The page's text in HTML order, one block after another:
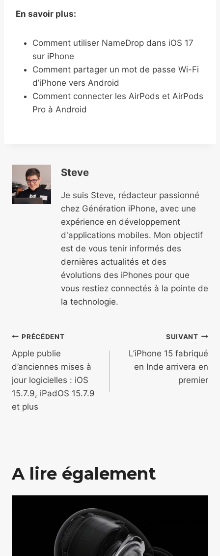
En savoir plus:
Comment utiliser NameDrop dans iOS 17
sur iPhone
Comment partager un mot de passe Wi-Fi
d’iPhone vers Android
Comment connecter les AirPods et AirPods
Pro à Android
Steve
Je suis Steve, rédacteur passionné
chez Génération iPhone, avec une
expérience en développement
d'applications mobiles. Mon objectif
est de vous tenir informés des
dernières actualités et des
évolutions des iPhones pour que
vous restiez connectés à la pointe de
la technologie.
Navigation
de
l’article
PRÉCÉDENT
Apple publie
d’anciennes mises à
jour logicielles : iOS
15.7.9, iPadOS 15.7.9
et plus
SUIVANT
L’iPhone 15 fabriqué
en Inde arrivera en
premier
A lire également